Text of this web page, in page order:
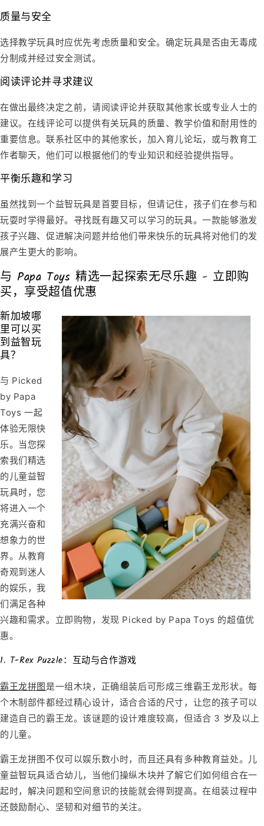
质量与安全
选择教学玩具时应优先考虑质量和安全。确定玩具是否由无毒成
分制成并经过安全测试。
阅读评论并寻求建议
在做出最终决定之前，请阅读评论并获取其他家长或专业人士的
建议。在线评论可以提供有关玩具的质量、教学价值和耐用性的
重要信息。联系社区中的其他家长，加入育儿论坛，或与教育工
作者聊天，他们可以根据他们的专业知识和经验提供指导。
平衡乐趣和学习
虽然找到一个益智玩具是首要目标，但请记住，孩子们在参与和
玩耍时学得最好。寻找既有趣又可以学习的玩具。一款能够激发
孩子兴趣、促进解决问题并给他们带来快乐的玩具将对他们的发
展产生更大的影响。
与 Papa Toys 精选一起探索无尽乐趣 - 立即购
买，享受超值优惠
新加坡哪
里可以买
到益智玩
具？
与 Picked
by Papa
Toys 一起
体验无限快
乐。当您探
索我们精选
的儿童益智
玩具时，您
将进入一个
充满兴奋和
想象力的世
界。从教育
奇观到迷人
的娱乐，我
们满足各种
兴趣和需求。立即购物，发现 Picked by Papa Toys 的超值优
惠。
1. T-Rex Puzzle：互动与合作游戏
霸王龙拼图是一组木块，正确组装后可形成三维霸王龙形状。每
个木制部件都经过精心设计，适合合适的尺寸，让您的孩子可以
建造自己的霸王龙。该谜题的设计难度较高，但适合 3 岁及以上
的儿童。
霸王龙拼图不仅可以娱乐数小时，而且还具有多种教育益处。儿
童益智玩具适合幼儿，当他们操纵木块并了解它们如何组合在一
起时，解决问题和空间意识的技能就会得到提高。在组装过程中
还鼓励耐心、坚韧和对细节的关注。